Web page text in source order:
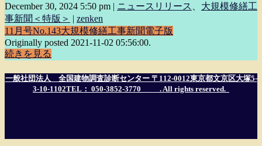
December 30, 2024 5:50 pm | ニュースリリース
大規模修繕工
事新聞＜特版＞ | zenken
11月号No.143大規模修繕工事新聞電子版
Originally posted 2021-11-02 05:56:00.
続きを見る
一般社団法人 全国建物調査診断センター 〒112-0012東京都文京区大塚5-
3-10-1102TEL： 050-3852-3770
. All rights reserved.